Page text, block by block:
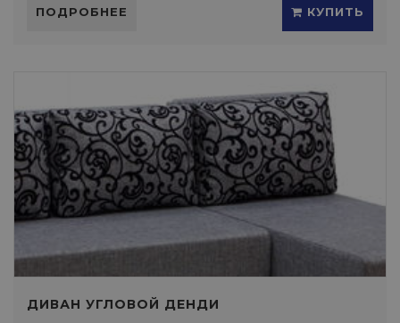
ПОДРОБНЕЕ КУПИТЬ
ДИВАН УГЛОВОЙ ДЕНДИ